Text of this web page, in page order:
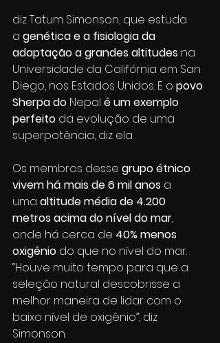
diz Tatum Simonson, que estuda
a genética e a fisiologia da
adaptação a grandes altitudes na
Universidade da Califórnia em San
Diego, nos Estados Unidos. E o povo
Sherpa do Nepal é um exemplo
perfeito da evolução de uma
superpotência, diz ela.
Os membros desse grupo étnico
vivem há mais de 6 mil anos a
uma altitude média de 4.200
metros acima do nível do mar,
onde há cerca de 40% menos
oxigênio do que no nível do mar.
“Houve muito tempo para que a
seleção natural descobrisse a
melhor maneira de lidar com o
baixo nível de oxigênio”, diz
Simonson.